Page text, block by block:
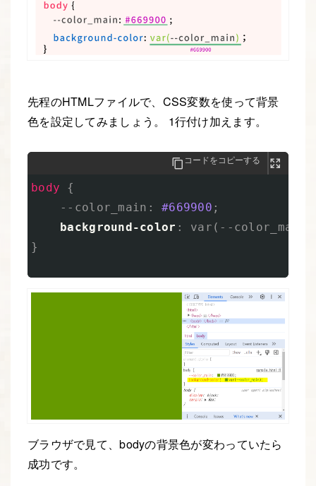
先程のHTMLファイルで、CSS変数を使って背景
色を設定してみましょう。 1行付け加えます。
コードをコピーする
body
{
--color_main : #669900 ;
background-color : var ( --color_main
}
ブラウザで見て、bodyの背景色が変わっていたら
成功です。